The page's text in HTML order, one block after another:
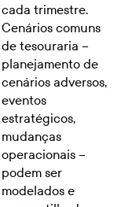
cada trimestre.
Cenários comuns
de tesouraria --
planejamento de
cenários adversos,
eventos
estratégicos,
mudanças
operacionais --
podem ser
modelados e